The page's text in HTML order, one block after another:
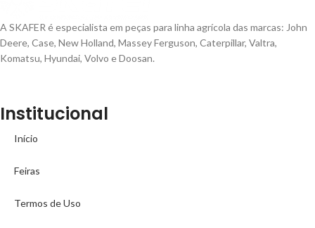
A SKAFER é especialista em peças para linha agrícola das marcas: John
Deere, Case, New Holland, Massey Ferguson, Caterpillar, Valtra,
Komatsu, Hyundai, Volvo e Doosan.
Institucional
Início
Feiras
Termos de Uso